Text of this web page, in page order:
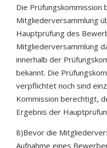
Die Prüfungskommission
Mitgliederversammlung
Hauptprüfung des
Mitgliederversammlung
innerhalb der
bekannt. Die
verpflichtet noch sind
Kommission berechtigt,
Ergebnis der
8)Bevor die
Aufnahme eines